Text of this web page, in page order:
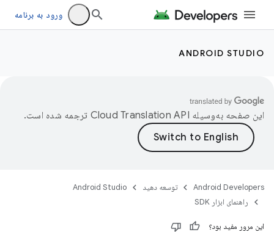
ورود به برنامه
ANDROID STUDIO
این صفحه به‌وسیله ترجمه شده است.
Android Developers توسعه دهید
Android Studio
راهنمای ابزار SDK
این مرور مفید بود؟